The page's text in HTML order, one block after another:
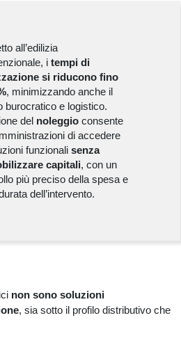
all’edilizia
i tempi di
si riducono fino
, minimizzando anche il
burocratico e logistico.
del noleggio consente
di accedere
funzionali senza
capitali, con un
più preciso della spesa e
dell’intervento.
non sono soluzioni
, sia sotto il profilo distributivo che